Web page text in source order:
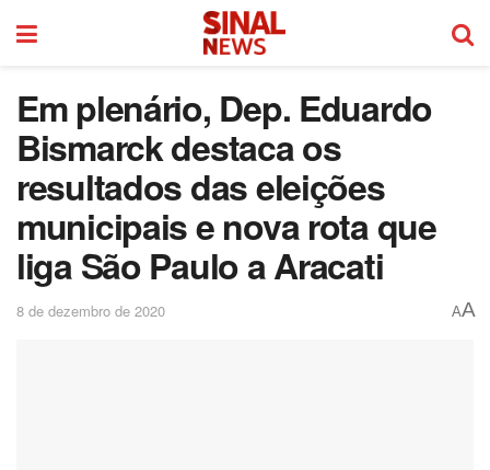
Em plenário, Dep. Eduardo
Bismarck destaca os
resultados das eleições
municipais e nova rota que
liga São Paulo a Aracati
8 de dezembro de 2020 AA